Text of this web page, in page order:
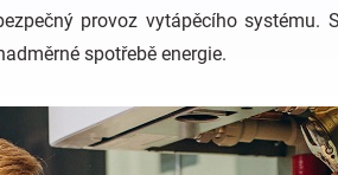
provoz vytápěcího systému.
spotřebě energie.